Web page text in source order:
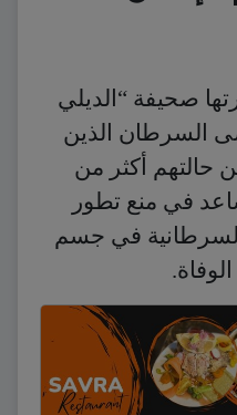
صحيفة “الديلي
السرطان الذين
حالتهم أكثر من
في منع تطور
السرطانية في جسم